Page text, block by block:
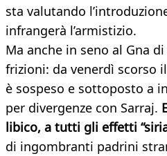
sta valutando
infrangerà l’armistizio.
Ma anche in seno al Gna
frizioni: da venerdì scorso
è sospeso e sottoposto a
per divergenze con Sarraj.
libico, a tutti gli effetti
di ingombranti padrini